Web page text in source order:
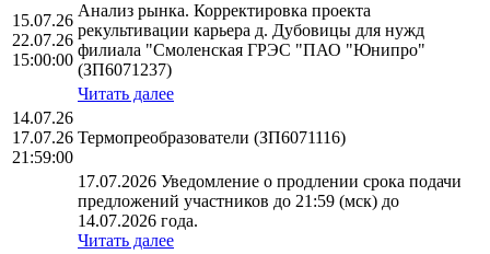
15.07.26
22.07.26
15:00:00
Анализ рынка. Корректировка проекта
рекультивации карьера д. Дубовицы для нужд
филиала "Смоленская ГРЭС "ПАО "Юнипро"
(ЗП6071237)
Читать далее
14.07.26
17.07.26
21:59:00
Термопреобразователи (ЗП6071116)
17.07.2026 Уведомление о продлении срока подачи
предложений участников до 21:59 (мск) до
14.07.2026 года.
Читать далее